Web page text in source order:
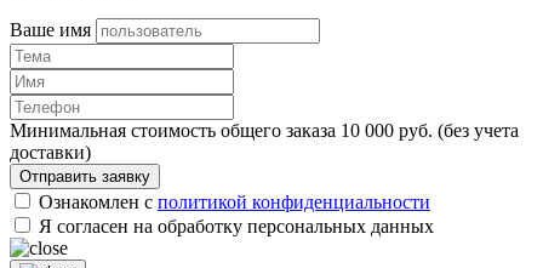
Ваше имя
Минимальная стоимость общего заказа 10 000 руб. (без учета
доставки)
Отправить заявку
Ознакомлен с политикой конфиденциальности
Я согласен на обработку персональных данных